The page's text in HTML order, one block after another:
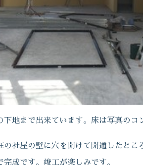
下地まで出来ています。床は写真の
の社屋の壁に穴を開けて開通したとこ
完成です。竣工が楽しみです。